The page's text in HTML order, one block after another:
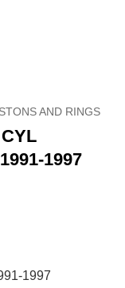
AND RINGS
1997
1997